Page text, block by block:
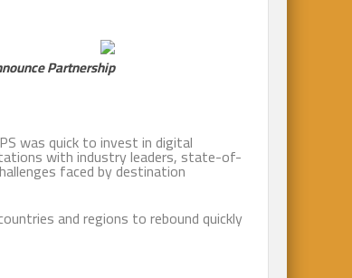
Partnership
was quick to invest in digital
with industry leaders, state-of-
faced by destination
and regions to rebound quickly